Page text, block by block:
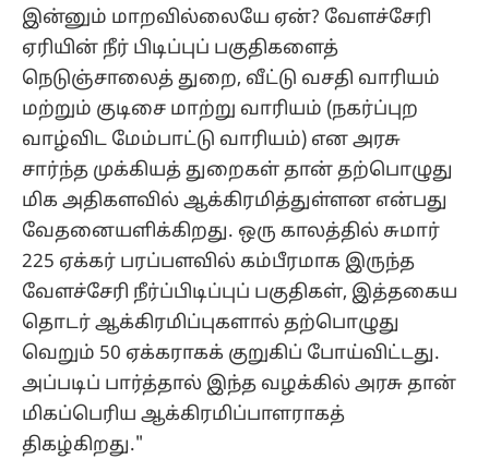
இன்னும் மாறவில்லையே ஏன்? வேளச்சேரி
ஏரியின் நீர் பிடிப்புப் பகுதிகளைத்
நெடுஞ்சாலைத் துறை, வீட்டு வசதி வாரியம்
மற்றும் குடிசை மாற்று வாரியம் (நகர்ப்புற
வாழ்விட மேம்பாட்டு வாரியம்) என அரசு
சார்ந்த முக்கியத் துறைகள் தான் தற்பொழுது
மிக அதிகளவில் ஆக்கிரமித்துள்ளன என்பது
வேதனையளிக்கிறது. ஒரு காலத்தில் சுமார்
225 ஏக்கர் பரப்பளவில் கம்பீரமாக இருந்த
வேளச்சேரி நீர்ப்பிடிப்புப் பகுதிகள், இத்தகைய
தொடர் ஆக்கிரமிப்புகளால் தற்பொழுது
வெறும் 50 ஏக்கராகக் குறுகிப் போய்விட்டது.
அப்படிப் பார்த்தால் இந்த வழக்கில் அரசு தான்
மிகப்பெரிய ஆக்கிரமிப்பாளராகத்
திகழ்கிறது."